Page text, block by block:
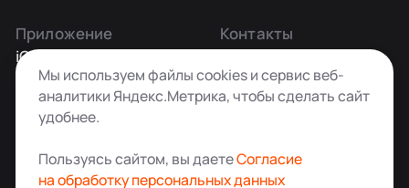
Приложение
iOS
Android
Контакты
Заказать звонок
+7 495 181-55-45
info@kladovkin.ru
Мы используем файлы cookies и сервис веб-
аналитики Яндекс.Метрика, чтобы сделать сайт
удобнее.
Пользуясь сайтом, вы даетеСогласие
на обработку персональных данных